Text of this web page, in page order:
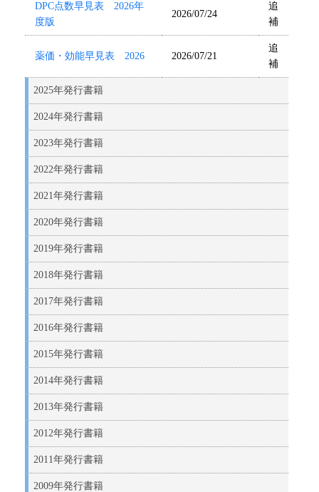
DPC点数早見表 2026年
度版
2026/07/24
追
補
薬価・効能早見表 2026 2026/07/21
追
補
2025年発行書籍
2024年発行書籍
2023年発行書籍
2022年発行書籍
2021年発行書籍
2020年発行書籍
2019年発行書籍
2018年発行書籍
2017年発行書籍
2016年発行書籍
2015年発行書籍
2014年発行書籍
2013年発行書籍
2012年発行書籍
2011年発行書籍
2009年発行書籍